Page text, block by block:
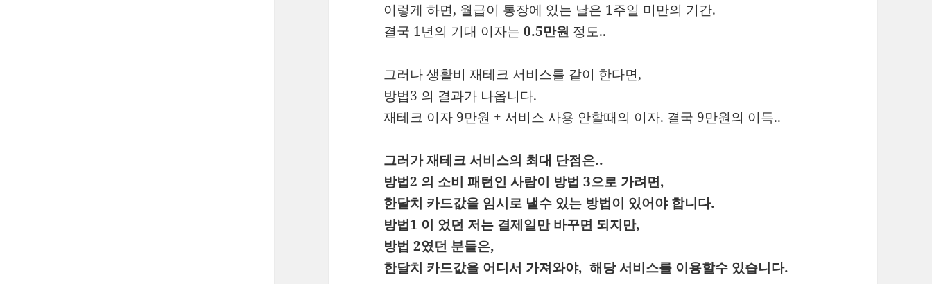
이렇게 하면, 월급이 통장에 있는 날은 1주일 미만의 기간.
결국 1년의 기대 이자는0.5만원 정도..
그러나 생활비 재테크 서비스를 같이 한다면,
방법3 의 결과가 나옵니다.
재테크 이자 9만원 + 서비스 사용 안할때의 이자. 결국 9만원의 이득..
그러가 재테크 서비스의 최대 단점은..
방법2 의 소비 패턴인 사람이 방법 3으로 가려면,
한달치 카드값을 임시로 낼수 있는 방법이 있어야 합니다.
방법1 이 었던 저는 결제일만 바꾸면 되지만,
방법 2였던 분들은,
한달치 카드값을 어디서 가져와야, 해당 서비스를 이용할수 있습니다.